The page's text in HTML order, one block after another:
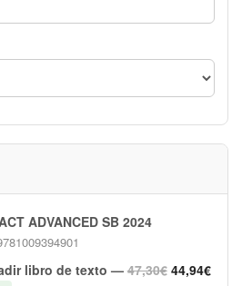
ADVANCED SB 2024
libro de texto — 47,30€ 44,94€